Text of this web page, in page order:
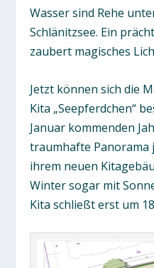
Wasser sind Rehe
Schlänitzsee. Ein
zaubert magisches
Jetzt können sich die
Kita „Seepferdchen“
Januar kommenden
traumhafte Panorama
ihrem neuen
Winter sogar mit
Kita schließt erst um